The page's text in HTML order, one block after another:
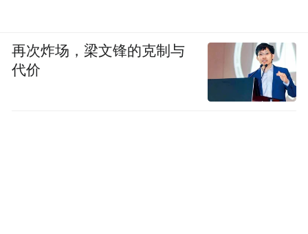
再次炸场，梁文锋的克制与
代价